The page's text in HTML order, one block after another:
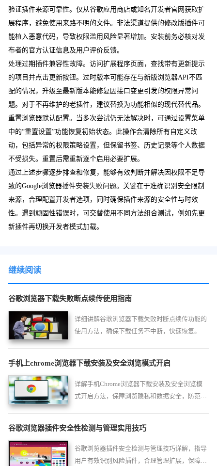
验证插件来源可靠性。仅从谷歌应用商店或知名开发者官网获取扩
展程序，避免使用来路不明的文件。非法渠道提供的修改版插件可
能植入恶意代码，导致权限滥用风险显著增加。安装前务必核对发
布者的官方认证信息及用户评价反馈。
处理过期插件兼容性故障。访问扩展程序页面，查找带有更新提示
的项目并点击更新按钮。过时版本可能存在与新版浏览器API不匹
配的情况，升级至最新版本能修复因接口变更引发的权限异常问
题。对于不再维护的老插件，建议替换为功能相似的现代替代品。
重置浏览器默认配置。当多次尝试仍无法解决时，可通过设置菜单
中的“重置设置”功能恢复初始状态。此操作会清除所有自定义改
动，包括异常的权限策略设置，但保留书签、历史记录等个人数据
不受损失。重置后需重新逐个启用必要扩展。
通过上述步骤逐步排查和修复，能够有效判断并解决因权限不足导
致的Google浏览器插件安装失败问题。关键在于准确识别安全限制
来源，合理配置开发者选项，同时确保插件来源的安全性与时效
性。遇到顽固性错误时，可交替使用不同方法组合测试，例如先更
新插件再切换开发者模式加载。
继续阅读
谷歌浏览器下载失败断点续传使用指南
详细讲解谷歌浏览器下载失败时断点续传功能的
使用方法，确保下载任务不中断，快速恢复。
手机上chrome浏览器下载安装及安全浏览模式开启
详解手机Chrome浏览器下载安装及安全浏览模
式开启方法，保障浏览隐私和数据安全，防范潜
谷歌浏览器插件安全性检测与管理实用技巧
谷歌浏览器插件安全检测与管理技巧详解，指导
用户有效识别风险插件，合理管理扩展，保障浏